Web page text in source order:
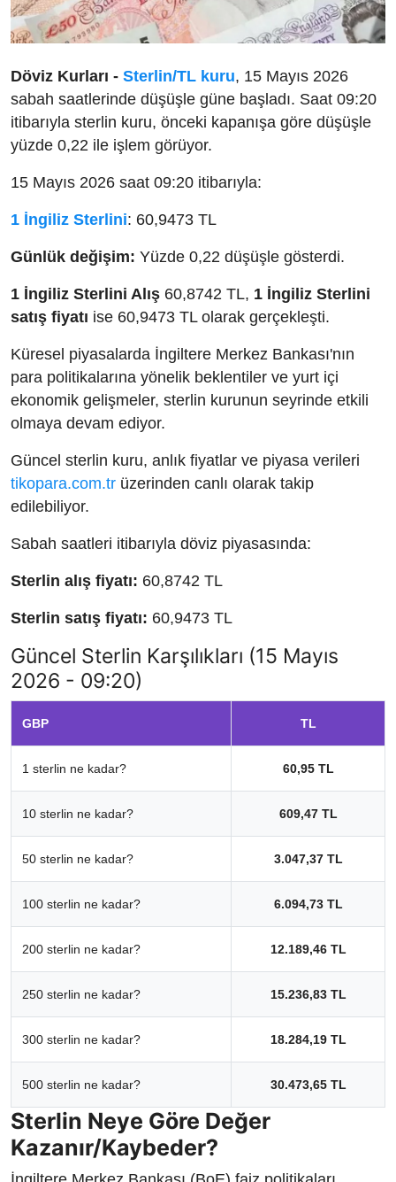
Döviz Kurları - Sterlin/TL kuru, 15 Mayıs 2026
sabah saatlerinde düşüşle güne başladı. Saat 09:20
itibarıyla sterlin kuru, önceki kapanışa göre düşüşle
yüzde 0,22 ile işlem görüyor.
15 Mayıs 2026 saat 09:20 itibarıyla:
1 İngiliz Sterlini: 60,9473 TL
Günlük değişim: Yüzde 0,22 düşüşle gösterdi.
1 İngiliz Sterlini Alış 60,8742 TL, 1 İngiliz Sterlini
satış fiyatı ise 60,9473 TL olarak gerçekleşti.
Küresel piyasalarda İngiltere Merkez Bankası'nın
para politikalarına yönelik beklentiler ve yurt içi
ekonomik gelişmeler, sterlin kurunun seyrinde etkili
olmaya devam ediyor.
Güncel sterlin kuru, anlık fiyatlar ve piyasa verileri
tikopara.com.tr üzerinden canlı olarak takip
edilebiliyor.
Sabah saatleri itibarıyla döviz piyasasında:
Sterlin alış fiyatı: 60,8742 TL
Sterlin satış fiyatı: 60,9473 TL
Güncel Sterlin Karşılıkları (15 Mayıs
2026 - 09:20)
GBP TL
1 sterlin ne kadar? 60,95 TL
10 sterlin ne kadar? 609,47 TL
50 sterlin ne kadar? 3.047,37 TL
100 sterlin ne kadar? 6.094,73 TL
200 sterlin ne kadar? 12.189,46 TL
250 sterlin ne kadar? 15.236,83 TL
300 sterlin ne kadar? 18.284,19 TL
500 sterlin ne kadar? 30.473,65 TL
Sterlin Neye Göre Değer
Kazanır/Kaybeder?